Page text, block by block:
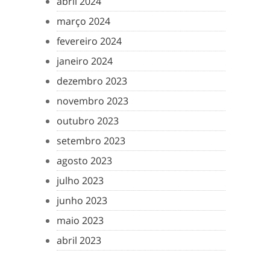
março 2024
fevereiro 2024
janeiro 2024
dezembro 2023
novembro 2023
outubro 2023
setembro 2023
agosto 2023
julho 2023
junho 2023
maio 2023
abril 2023